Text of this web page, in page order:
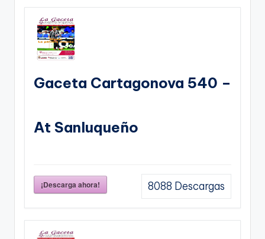
Gaceta Cartagonova 540 –
At Sanluqueño
¡Descarga ahora! 8088 Descargas